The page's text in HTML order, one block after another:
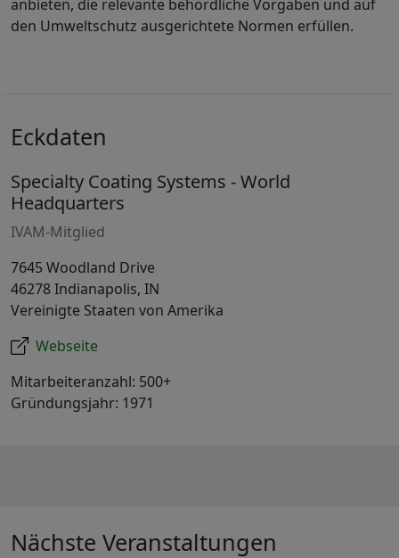
anbieten, die relevante behördliche Vorgaben und auf
den Umweltschutz ausgerichtete Normen erfüllen.
Eckdaten
Specialty Coating Systems - World
Headquarters
IVAM-Mitglied
7645 Woodland Drive
46278 Indianapolis, IN
Vereinigte Staaten von Amerika
Webseite
Mitarbeiteranzahl: 500+
Gründungsjahr: 1971
Nächste Veranstaltungen